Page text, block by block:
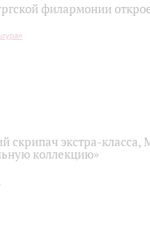
филармонии
скрипач экстра-
коллекцию»